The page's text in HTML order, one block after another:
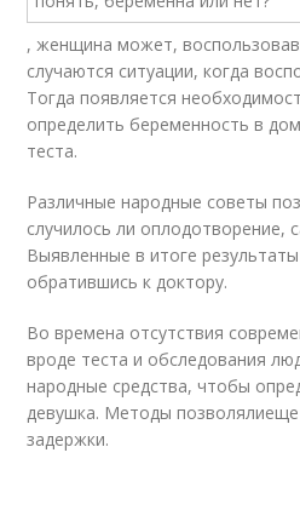
, женщина может,
случаются ситуации, когда
Тогда появляется
определить беременность в
теста.
Различные народные советы
случилось ли оплодотворение,
Выявленные в итоге
обратившись к доктору.
Во времена отсутствия
вроде теста и обследования
народные средства, чтобы
девушка. Методы
задержки.